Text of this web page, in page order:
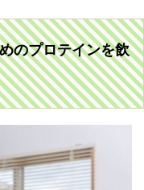
のプロテインを飲